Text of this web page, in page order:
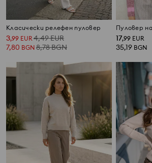
Класически релефен пуловер
3,99 EUR 4,49EUR
7,80 BGN 8,78BGN
17,99 EUR
35,19 BGN